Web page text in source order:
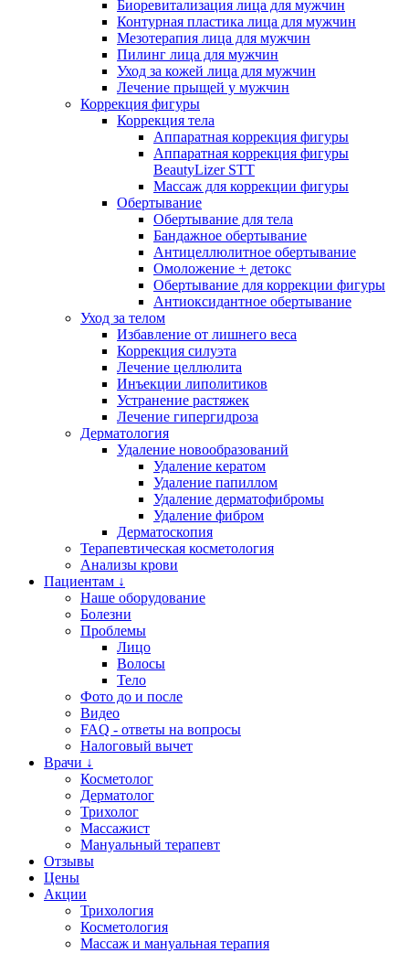
Биоревитализация лица для мужчин
Контурная пластика лица для мужчин
Мезотерапия лица для мужчин
Пилинг лица для мужчин
Уход за кожей лица для мужчин
Лечение прыщей у мужчин
Коррекция фигуры
Коррекция тела
Аппаратная коррекция фигуры
Аппаратная коррекция фигуры
BeautyLizer STT
Массаж для коррекции фигуры
Обертывание
Обертывание для тела
Бандажное обертывание
Антицеллюлитное обертывание
Омоложение + детокс
Обертывание для коррекции фигуры
Антиоксидантное обертывание
Уход за телом
Избавление от лишнего веса
Коррекция силуэта
Лечение целлюлита
Инъекции липолитиков
Устранение растяжек
Лечение гипергидроза
Дерматология
Удаление новообразований
Удаление кератом
Удаление папиллом
Удаление дерматофибромы
Удаление фибром
Дерматоскопия
Терапевтическая косметология
Анализы крови
Пациентам ↓
Наше оборудование
Болезни
Проблемы
Лицо
Волосы
Тело
Фото до и после
Видео
FAQ - ответы на вопросы
Налоговый вычет
Врачи ↓
Косметолог
Дерматолог
Трихолог
Массажист
Мануальный терапевт
Отзывы
Цены
Акции
Трихология
Косметология
Массаж и мануальная терапия